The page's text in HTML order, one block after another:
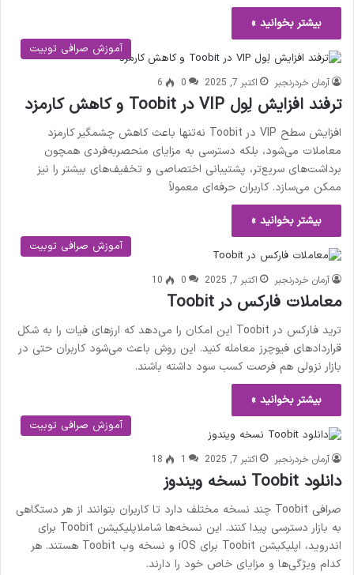
بیشتر بخوانید »
آموزش صرافی توبیت
آرمان خردرنجبر اکتبر 7, 2025 0
6
ترفند افزایش لِول VIP در Toobit و کاهش کارمزد
افزایش سطح VIP در Toobit نه‌تنها باعث کاهش چشمگیر کارمزد
معاملات می‌شود، بلکه دسترسی به مزایای منحصر‌به‌فردی همچون
برداشت‌های سریع‌تر، پشتیبانی اختصاصی و تخفیف‌های بیشتر را نیز
ممکن می‌سازد. کاربران حرفه‌ای معمولاً
بیشتر بخوانید »
آموزش صرافی توبیت
آرمان خردرنجبر اکتبر 7, 2025 0
10
معاملات فارکس در Toobit
ترید فارکس در Toobit این امکان را می‌دهد که ارزهای فیات را به شکل
قراردادهای فیوچرز معامله کنید. این روش باعث می‌شود کاربران حتی در
بازار نزولی هم فرصت کسب سود داشته باشند.
بیشتر بخوانید »
آموزش صرافی توبیت
آرمان خردرنجبر اکتبر 7, 2025 1
18
دانلود Toobit نسخه ویندوز
صرافی Toobit چند نسخه مختلف دارد تا کاربران بتوانند از هر دستگاهی
به بازار دسترسی پیدا کنند. این نسخه‌ها شاملاپلیکیشن Toobit برای
اندروید، اپلیکیشن Toobit برای iOS و نسخه وب Toobit هستند. هر
کدام ویژگی‌ها و مزایای خاص خود را دارند.